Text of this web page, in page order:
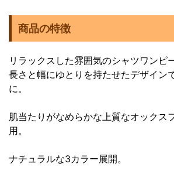
商品の特徴
リラックスした雰囲気のシャツワンピ
長さと幅にゆとりを持たせたデザイン
に。
肌当たりがなめらかな上質なオックス
用。
ナチュラルな3カラー展開。